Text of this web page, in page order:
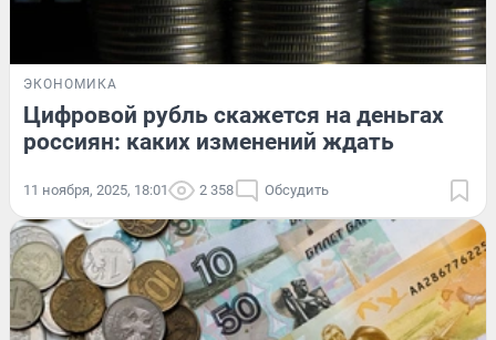
ЭКОНОМИКА
Цифровой рубль скажется на деньгах
россиян: каких изменений ждать
11 ноября, 2025, 18:01 2 358 Обсудить